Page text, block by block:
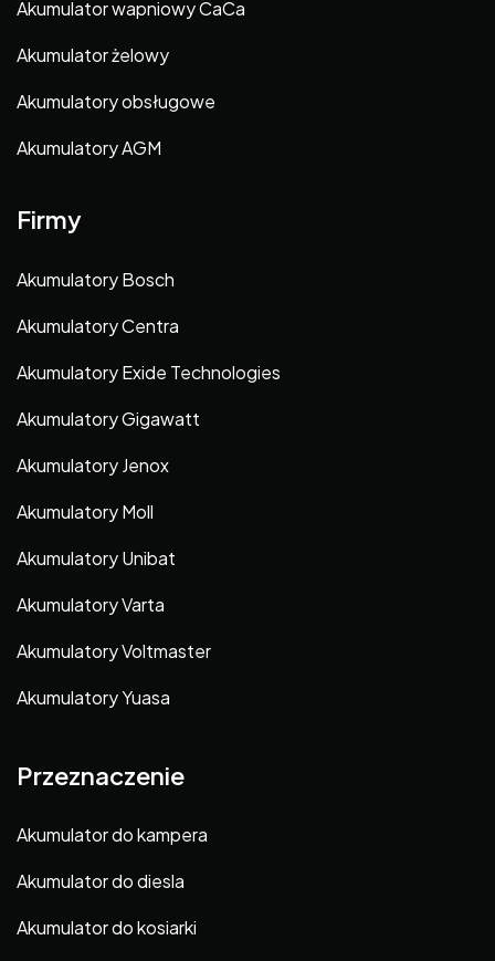
Akumulator wapniowy CaCa
Akumulator żelowy
Akumulatory obsługowe
Akumulatory AGM
Firmy
Akumulatory Bosch
Akumulatory Centra
Akumulatory Exide Technologies
Akumulatory Gigawatt
Akumulatory Jenox
Akumulatory Moll
Akumulatory Unibat
Akumulatory Varta
Akumulatory Voltmaster
Akumulatory Yuasa
Przeznaczenie
Akumulator do kampera
Akumulator do diesla
Akumulator do kosiarki